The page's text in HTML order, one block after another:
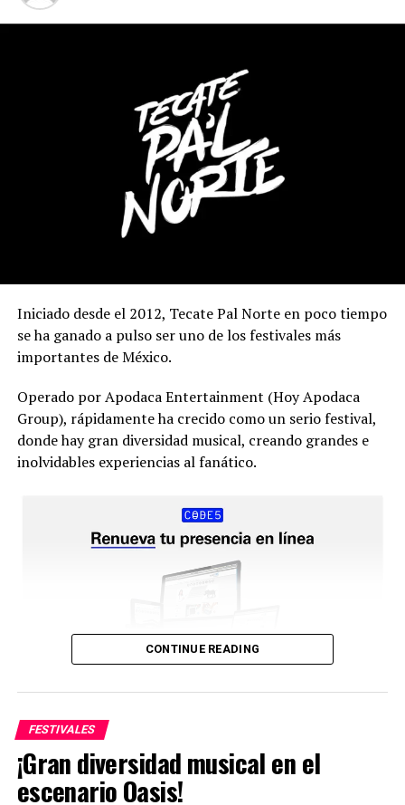
Iniciado desde el 2012, Tecate Pal Norte en poco tiempo
se ha ganado a pulso ser uno de los festivales más
importantes de México.
Operado por Apodaca Entertainment (Hoy Apodaca
Group), rápidamente ha crecido como un serio festival,
donde hay gran diversidad musical, creando grandes e
inolvidables experiencias al fanático.
La primera edición se llevó a cabo el 24 de noviembre del
CONTINUE READING
FESTIVALES
¡Gran diversidad musical en el
escenario Oasis!